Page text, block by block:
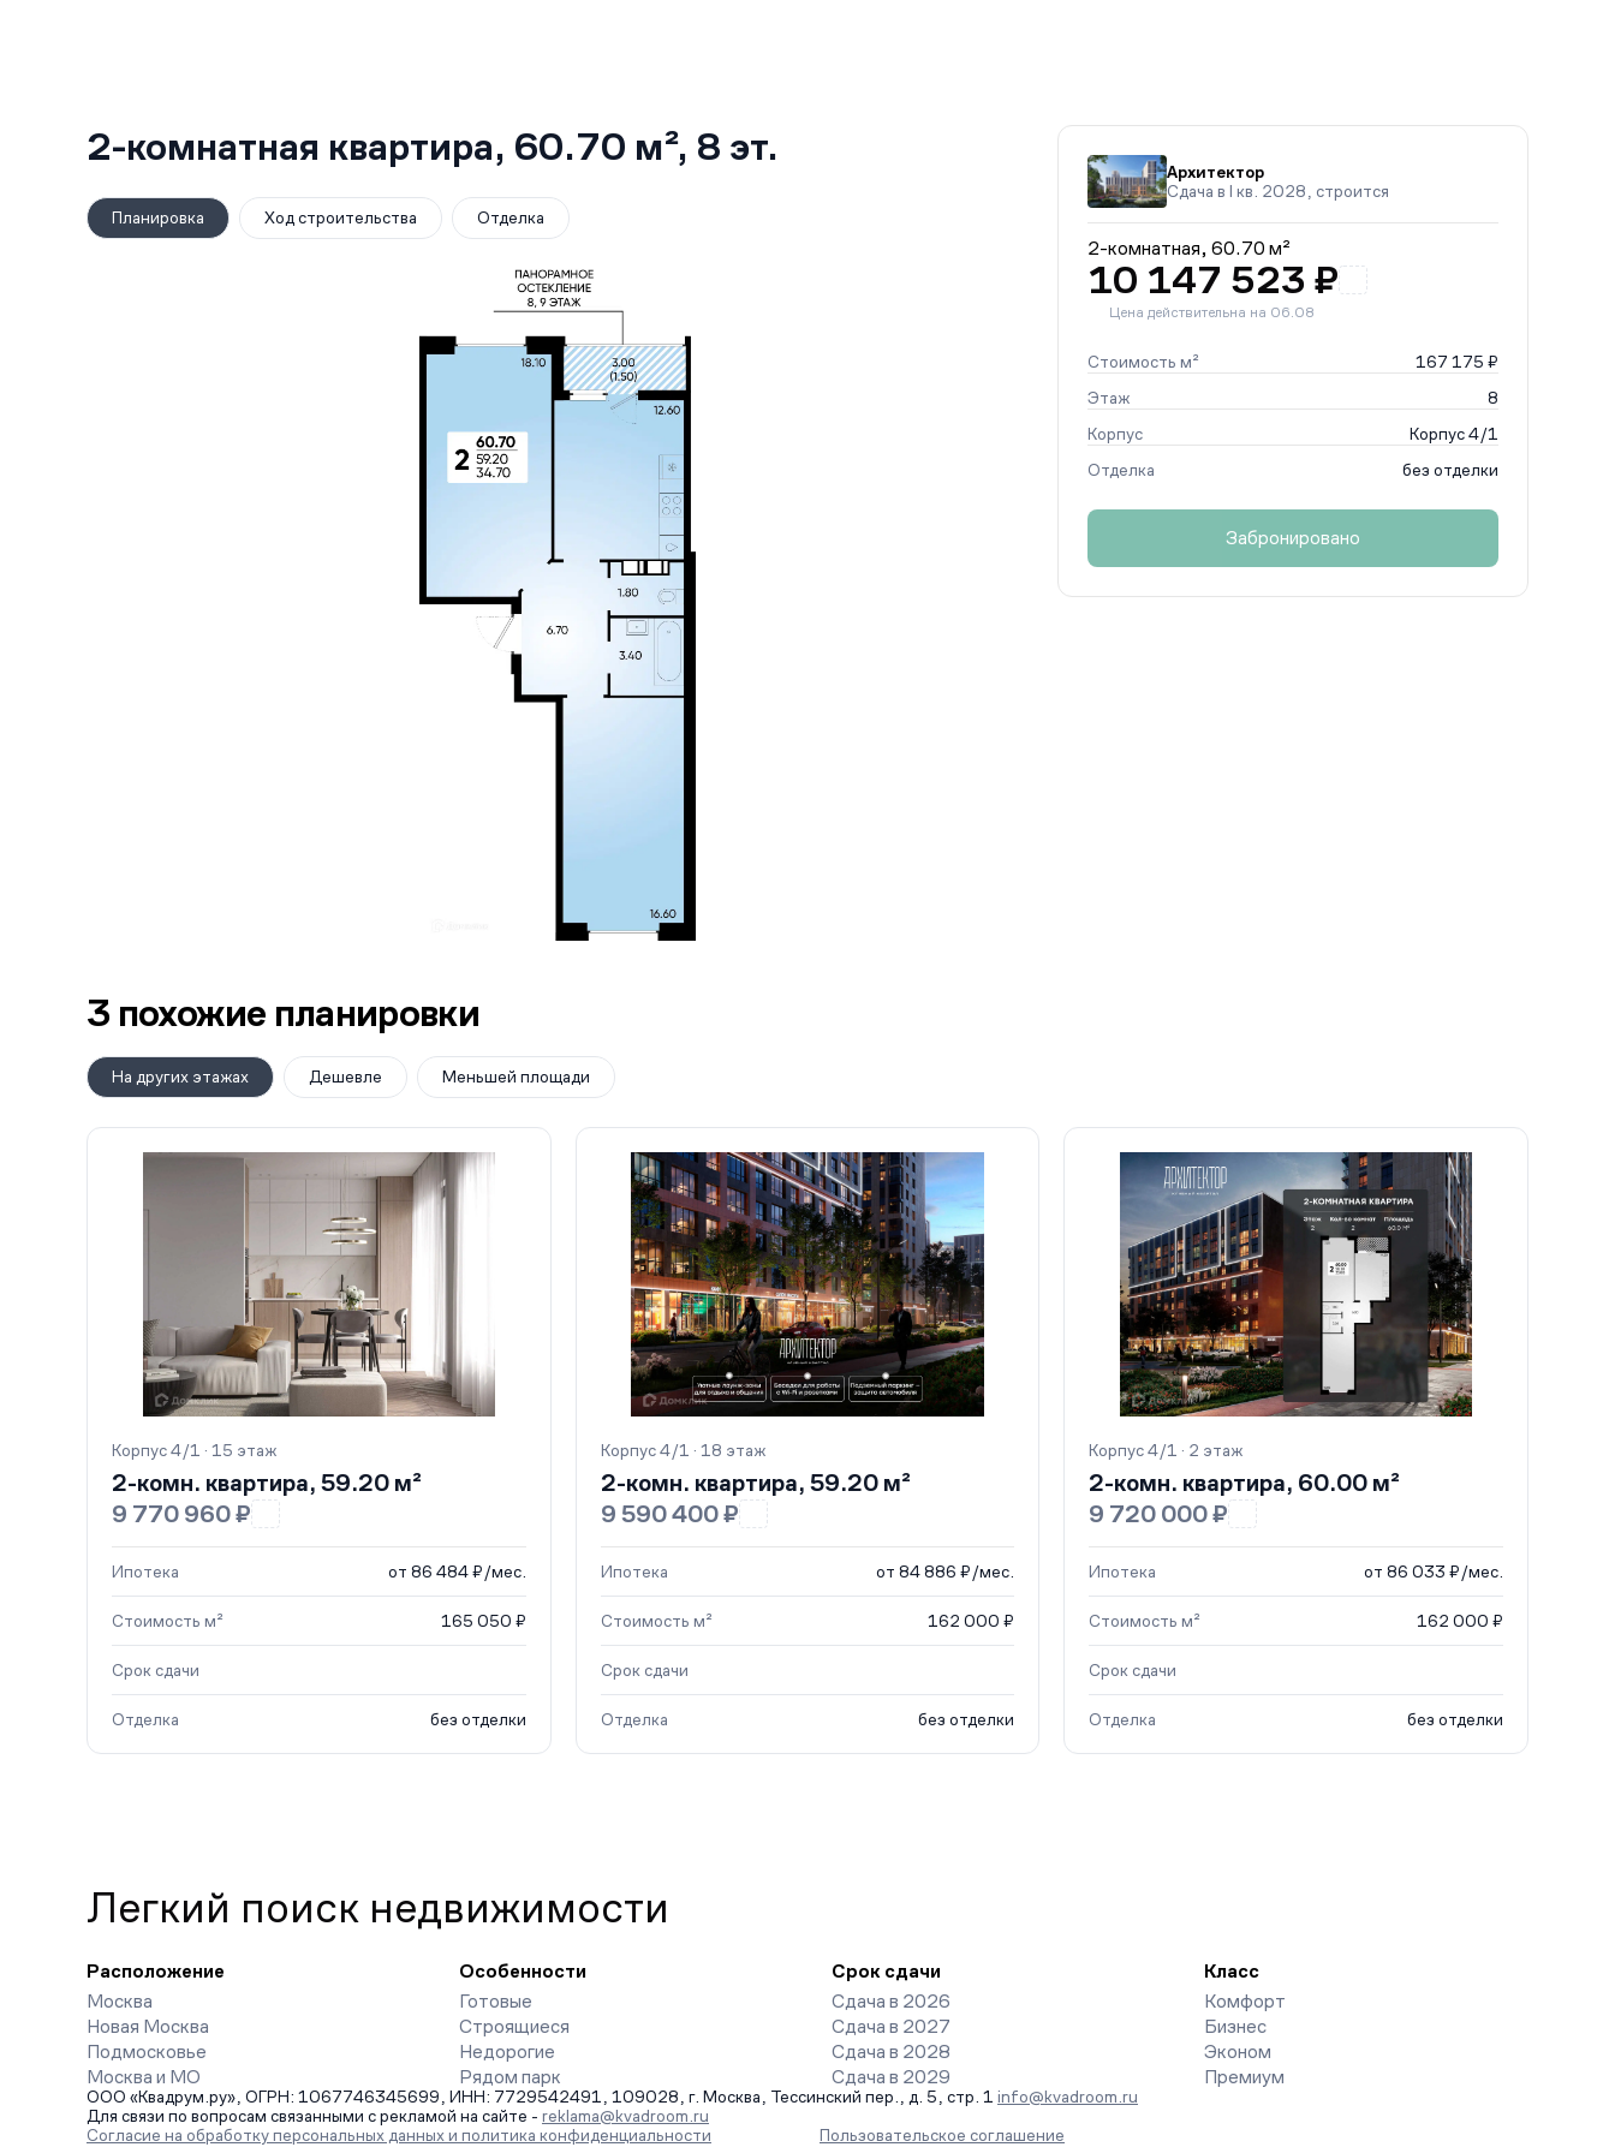
2-комнатная квартира, 60.70 м², 8 эт.
Планировка Ход строительства Отделка
Архитектор
Сдача в I кв. 2028, строится
2-комнатная, 60.70 м²
10 147 523 ₽
Цена действительна на 06.08
Стоимость м²
167 175 ₽
Этаж
8
Корпус
Корпус 4/1
Отделка
без отделки
Забронировано
3 похожие планировки
На других этажах Дешевле Меньшей площади
Корпус 4/1 · 15 этаж
2-комн. квартира, 59.20 м²
9 770 960 ₽
Ипотека от 86 484 ₽/мес.
Стоимость м² 165 050 ₽
Срок сдачи
Отделка без отделки
Корпус 4/1 · 18 этаж
2-комн. квартира, 59.20 м²
9 590 400 ₽
Ипотека от 84 886 ₽/мес.
Стоимость м² 162 000 ₽
Срок сдачи
Отделка без отделки
Корпус 4/1 · 2 этаж
2-комн. квартира, 60.00 м²
9 720 000 ₽
Ипотека от 86 033 ₽/мес.
Стоимость м² 162 000 ₽
Срок сдачи
Отделка без отделки
Легкий поиск недвижимости
Расположение
Москва
Новая Москва
Подмосковье
Москва и МО
Особенности
Готовые
Строящиеся
Недорогие
Рядом парк
Срок сдачи
Сдача в 2026
Сдача в 2027
Сдача в 2028
Сдача в 2029
Класс
Комфорт
Бизнес
Эконом
Премиум
ООО «Квадрум.ру», ОГРН: 1067746345699, ИНН: 7729542491, 109028, г. Москва, Тессинский пер., д. 5, стр. 1 info@kvadroom.ru
Для связи по вопросам связанными с рекламой на сайте - reklama@kvadroom.ru
Согласие на обработку персональных данных и политика конфиденциальности
Пользовательское соглашение